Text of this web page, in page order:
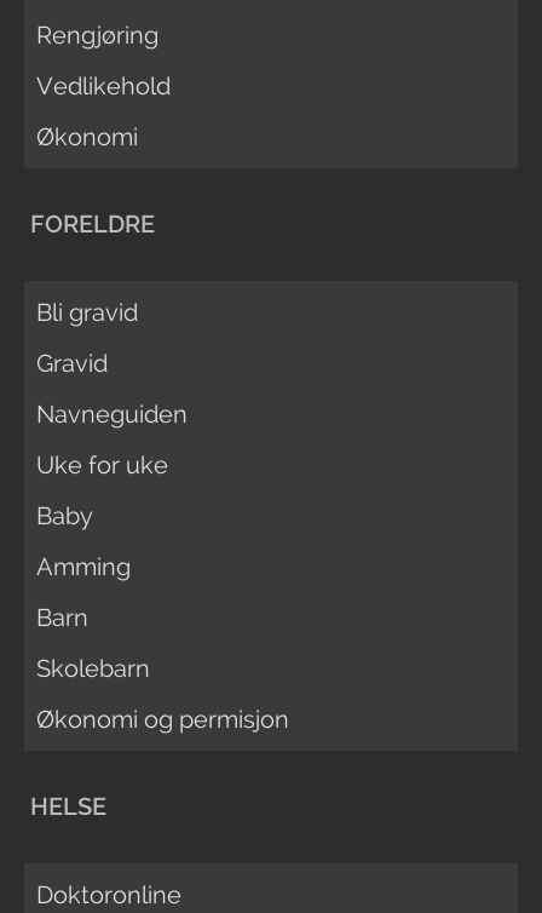
Rengjøring
Vedlikehold
Økonomi
FORELDRE
Bli gravid
Gravid
Navneguiden
Uke for uke
Baby
Amming
Barn
Skolebarn
Økonomi og permisjon
HELSE
Doktoronline